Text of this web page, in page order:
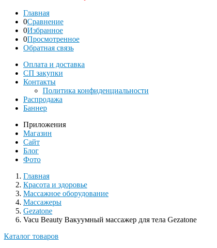
Главная
0Сравнение
0Избранное
0Просмотренное
Обратная связь
Оплата и доставка
СП закупки
Контакты
Политика конфиденциальности
Распродажа
Баннер
Приложения
Магазин
Сайт
Блог
Фото
Главная
Красота и здоровье
Массажное оборудование
Массажеры
Gezatone
Vacu Beauty Вакуумный массажер для тела Gezatone
Каталог товаров